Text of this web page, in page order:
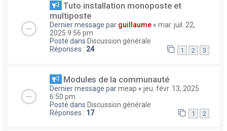
Tuto installation monoposte et
multiposte
Dernier message par guillaume « mar. juil. 22,
2025 9:56 pm
Posté dans Discussion générale
Réponses : 24 1 2 3
Modules de la communauté
Dernier message parmeap « jeu. févr. 13, 2025
6:50 pm
Posté dans Discussion générale
Réponses : 17 1 2